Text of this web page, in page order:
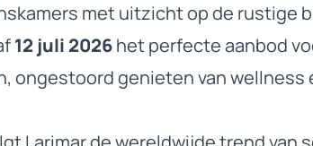
met uitzicht op de rustige
12 juli 2026het perfecte aanbod
ongestoord genieten van wellness